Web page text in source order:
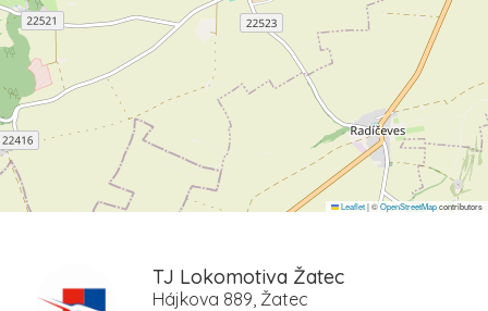
Leaflet|©OpenStreetMapcontributors
TJ Lokomotiva Žatec
Hájkova 889, Žatec